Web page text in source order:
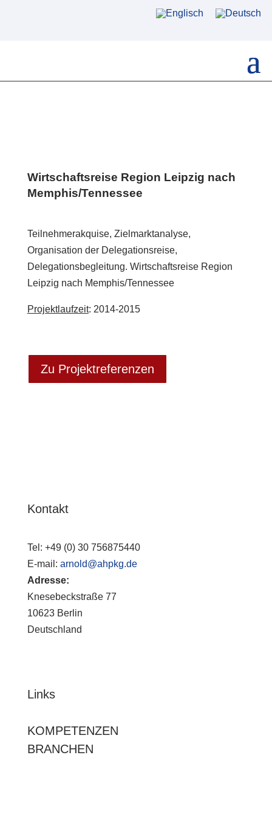
Wirtschaftsreise Region Leipzig nach
Memphis/Tennessee
Teilnehmerakquise, Zielmarktanalyse,
Organisation der Delegationsreise,
Delegationsbegleitung. Wirtschaftsreise Region
Leipzig nach Memphis/Tennessee
Projektlaufzeit: 2014-2015
Zu Projektreferenzen
Kontakt
Tel: +49 (0) 30 756875440
E-mail: arnold@ahpkg.de
Adresse:
Knesebeckstraße 77
10623 Berlin
Deutschland
Links
KOMPETENZEN
BRANCHEN